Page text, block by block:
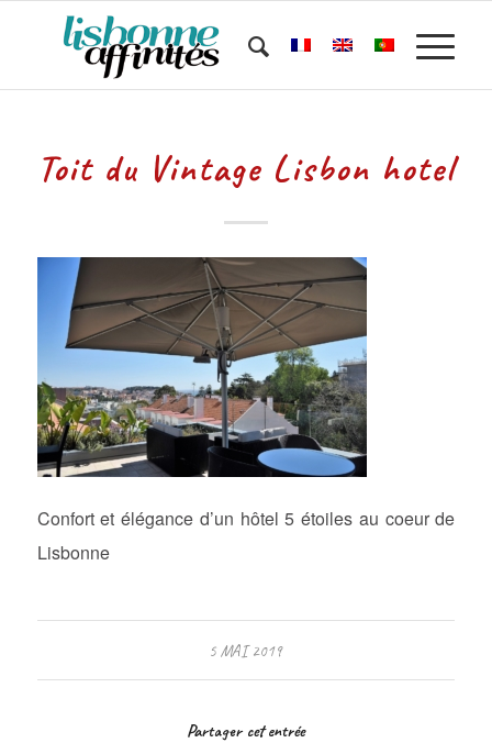
Toit du Vintage Lisbon hotel
Confort et élégance d’un hôtel 5 étoiles au coeur de
Lisbonne
5 MAI 2019
Partager cet entrée